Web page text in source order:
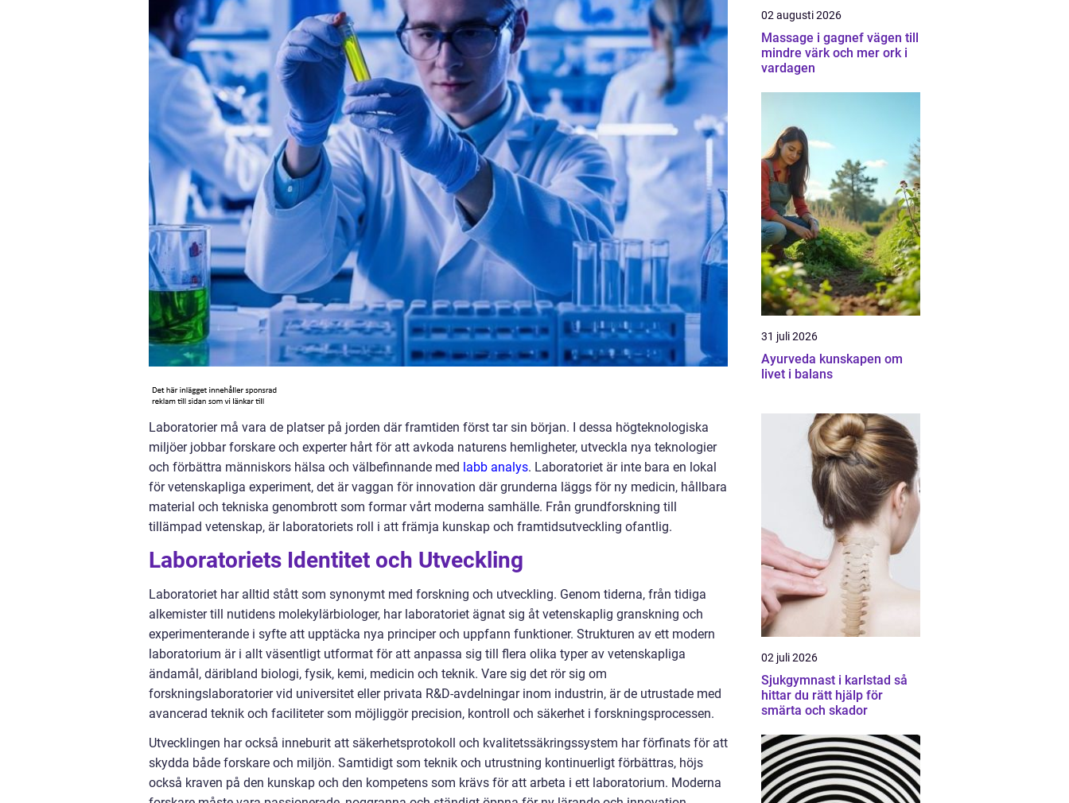
Laboratorier må vara de platser på jorden där framtiden först tar sin början. I dessa högteknologiska
miljöer jobbar forskare och experter hårt för att avkoda naturens hemligheter, utveckla nya teknologier
och förbättra människors hälsa och välbefinnande med labb analys. Laboratoriet är inte bara en lokal
för vetenskapliga experiment, det är vaggan för innovation där grunderna läggs för ny medicin, hållbara
material och tekniska genombrott som formar vårt moderna samhälle. Från grundforskning till
tillämpad vetenskap, är laboratoriets roll i att främja kunskap och framtidsutveckling ofantlig.
Laboratoriets Identitet och Utveckling
Laboratoriet har alltid stått som synonymt med forskning och utveckling. Genom tiderna, från tidiga
alkemister till nutidens molekylärbiologer, har laboratoriet ägnat sig åt vetenskaplig granskning och
experimenterande i syfte att upptäcka nya principer och uppfann funktioner. Strukturen av ett modern
laboratorium är i allt väsentligt utformat för att anpassa sig till flera olika typer av vetenskapliga
ändamål, däribland biologi, fysik, kemi, medicin och teknik. Vare sig det rör sig om
forskningslaboratorier vid universitet eller privata R&D-avdelningar inom industrin, är de utrustade med
avancerad teknik och faciliteter som möjliggör precision, kontroll och säkerhet i forskningsprocessen.
Utvecklingen har också inneburit att säkerhetsprotokoll och kvalitetssäkringssystem har förfinats för att
skydda både forskare och miljön. Samtidigt som teknik och utrustning kontinuerligt förbättras, höjs
också kraven på den kunskap och den kompetens som krävs för att arbeta i ett laboratorium. Moderna
02 augusti 2026
Massage i gagnef vägen till
mindre värk och mer ork i
vardagen
31 juli 2026
Ayurveda kunskapen om
livet i balans
02 juli 2026
Sjukgymnast i karlstad så
hittar du rätt hjälp för
smärta och skador